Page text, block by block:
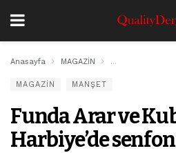
Anasayfa MAGAZİN Funda Arar ve
MAGAZİN MANŞET
Funda Arar ve
Harbiye’de